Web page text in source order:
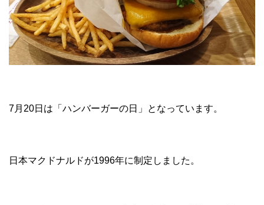
7月20日は「ハンバーガーの日」となっています。
日本マクドナルドが1996年に制定しました。